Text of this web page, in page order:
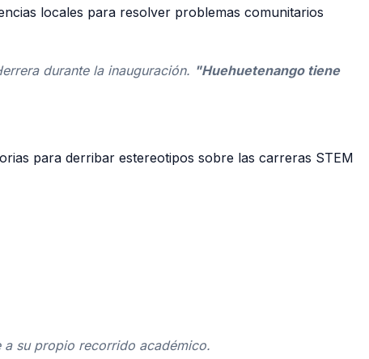
locales para resolver problemas comunitarios
durante la inauguración. "Huehuetenango tiene
para derribar estereotipos sobre las carreras STEM
su propio recorrido académico.